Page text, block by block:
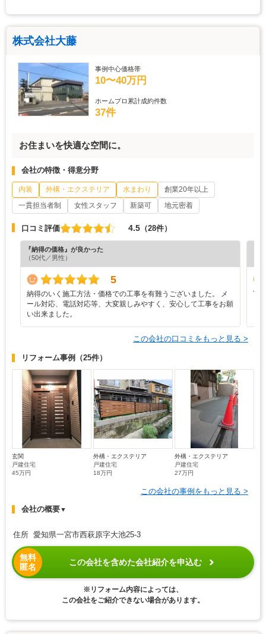
株式会社大藤
事例中心価格帯
10〜40万円
ホームプロ累計成約件数
37件
お住まいを快適な空間に。
会社の特徴・得意分野
内装 外構・エクステリア 水まわり
創業20年以上
一貫担当者制
女性スタッフ 新築可 地元密着
口コミ評価 4.5 （28件）
『納得の価格』が良かった
（50代／男性）
5
納得のいく施工方法・価格での工事を有難うございました。 メ
ール対応、電話対応等、大変親しみやすく、安心して工事をお願
い出来ました。
丁
この会社の口コミをもっと見る >
リフォーム事例 （25件）
玄関
戸建住宅
45万円
外構・エクステリア
戸建住宅
18万円
外構・エクステリア
戸建住宅
27万円
この会社の事例をもっと見る >
会社の概要▼
住所 愛知県一宮市西萩原字大池25-3
無料
匿名
この会社を含めた会社紹介を申込む
※リフォーム内容によっては、
この会社をご紹介できない場合があります。